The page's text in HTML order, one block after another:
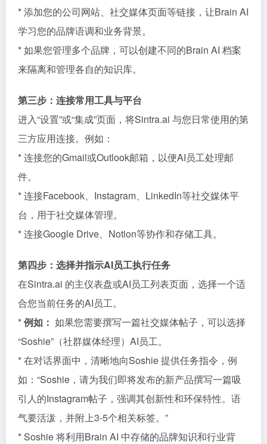
* 添加您的公司网站、社交媒体页面等链接，让Brain AI
学习您的品牌语调和业务背景。
* 如果您管理多个品牌，可以创建不同的Brain AI 档案
来隔离和管理各自的知识库。
第三步：连接常用工具与平台
进入“设置”或“集成”页面，将Sintra.ai 与您日常使用的第
三方应用连接。例如：
* 连接您的Gmail或Outlook邮箱，以便AI员工处理邮
件。
* 连接Facebook、Instagram、LinkedIn等社交媒体平
台，用于社交媒体管理。
* 连接Google Drive、Notion等协作和存储工具。
第四步：选择并指示AI员工执行任务
在Sintra.ai 的主仪表盘或AI员工列表页面，选择一个适
合您当前任务的AI员工。
*例如： 如果您需要撰写一篇社交媒体帖子，可以选择
“Soshie”（社群媒体经理）AI员工。
* 在对话界面中，清晰地向Soshie 提供任务指令，例
如：“Soshie，请为我们即将发布的新产品撰写一篇吸
引人的Instagram帖子，强调其创新性和环保特性。语
气要活泼，并附上3-5个相关标签。”
* Soshie 将利用Brain AI 中存储的品牌知识和行业背